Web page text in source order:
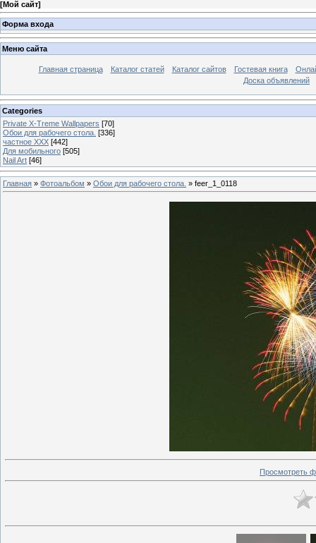
[Мой сайт]
Форма входа
Меню сайта
Главная страница Каталог статей Каталог сайтов Гостевая книга
Доска объявлений
Categories
Private X-Treme Wallpapers [70]
Обои для рабочего стола. [336]
частное ХХХ [442]
Для мобильного [505]
Nail Art [46]
Главная » Фотоальбом » Обои для рабочего стола. » feer_1_0118
Просмотреть